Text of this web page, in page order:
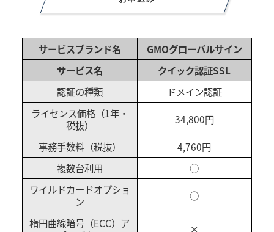
サービスブランド名
GMOグローバルサイン
サービス名
クイック認証SSL
認証の種類
ドメイン認証
ライセンス価格（1年・
税抜）
34,800円
事務手数料（税抜）
4,760円
複数台利用
○
ワイルドカードオプショ
ン
○
楕円曲線暗号（ECC）ア
×